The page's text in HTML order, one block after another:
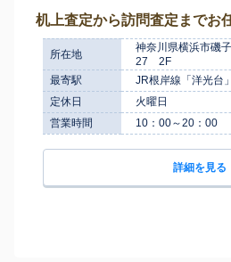
机上査定から訪問査定までお
所在地
神奈川県横浜市磯
27 2F
最寄駅
JR根岸線「洋光
定休日
火曜日
営業時間
10：00～20：00
詳細を見る